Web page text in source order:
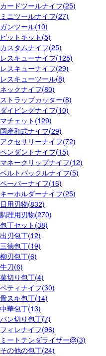
カードツールナイフ(25)
ミニツールナイフ(27)
ガンツール(10)
ビットキット(5)
カスタムナイフ(25)
レスキューナイフ(125)
レスキューナイフ(29)
レスキューツール(8)
ネックナイフ(80)
ストラップカッター(8)
ダイビングナイフ(10)
マチェット(129)
国産和式ナイフ(29)
アクセサリーナイフ(72)
ペンダントナイフ(15)
マネークリップナイフ(12)
ベルトバックルナイフ(5)
ペーパーナイフ(16)
キーホルダーナイフ(25)
日用刃物(832)
調理用刃物(270)
包丁セット(38)
出刃包丁(12)
三徳包丁(19)
柳刃包丁(6)
牛刀(6)
菜切り包丁(4)
ペティナイフ(30)
骨スキ包丁(14)
中華包丁(13)
パン切り包丁(7)
フィレナイフ(96)
ミートテンダライザー@(3)
その他の包丁(24)